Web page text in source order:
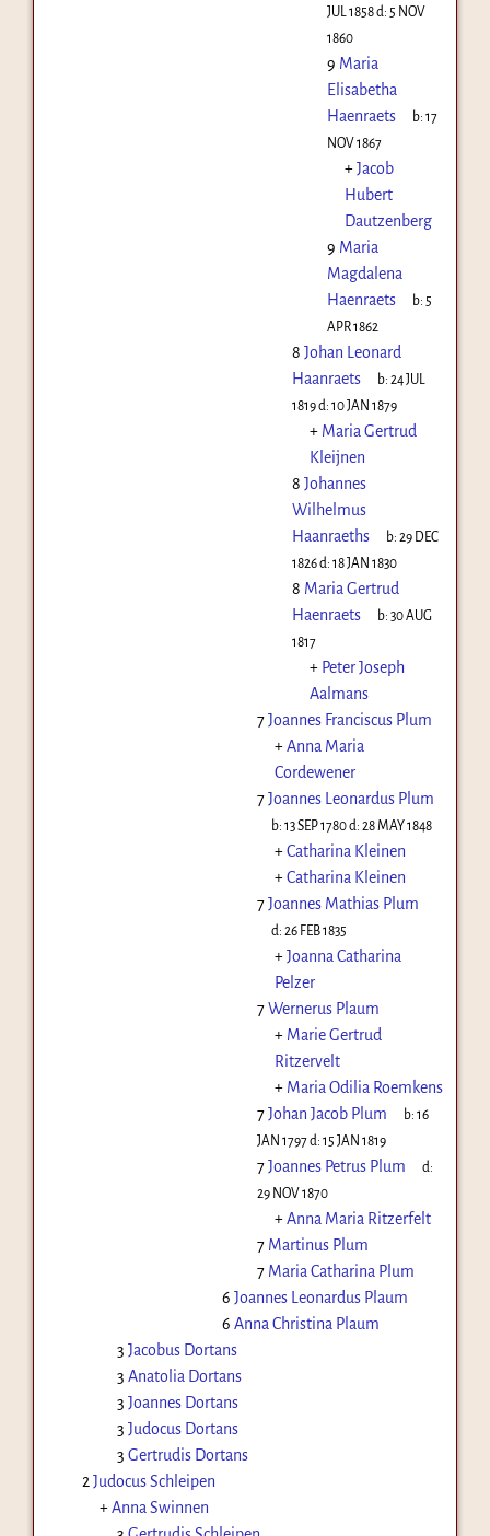
JUL 1858d: 5 NOV
1860
9 Maria
Elisabetha
Haenraets
b:17
NOV 1867
+Jacob
Hubert
Dautzenberg
9 Maria
Magdalena
Haenraets
b: 5
APR 1862
8 Johan Leonard
Haanraets
b:24 JUL
1819d: 10 JAN 1879
+ Maria Gertrud
Kleijnen
8 Johannes
Wilhelmus
Haanraeths
b:29 DEC
1826d: 18 JAN 1830
8 Maria Gertrud
Haenraets
b:30 AUG
1817
+ Peter Joseph
Aalmans
7Joannes Franciscus Plum
+Anna Maria
Cordewener
7Joannes Leonardus Plum
b:13 SEP 1780d:28 MAY 1848
+Catharina Kleinen
+Catharina Kleinen
7Joannes Mathias Plum
d:26 FEB 1835
+Joanna Catharina
Pelzer
7Wernerus Plaum
+ Marie Gertrud
Ritzervelt
+ Maria Odilia Roemkens
7Johan Jacob Plum b:16
JAN 1797d: 15 JAN 1819
7Joannes Petrus Plum
d:
29 NOV 1870
+Anna Maria Ritzerfelt
7 Martinus Plum
7 Maria Catharina Plum
6 Joannes Leonardus Plaum
6 Anna Christina Plaum
3 Jacobus Dortans
3 Anatolia Dortans
3 Joannes Dortans
3 Judocus Dortans
3 Gertrudis Dortans
2 Judocus Schleipen
+Anna Swinnen